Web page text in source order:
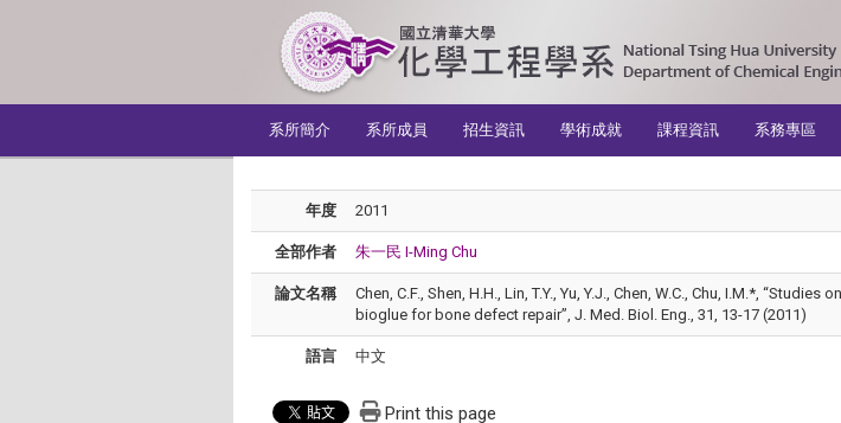
系所簡介
系所成員 招生資訊 學術成就 課程資訊 系務專區
年度 2011
全部作者 朱一民 I-Ming Chu
論文名稱
Chen, C.F., Shen, H.H., Lin, T.Y., Yu, Y.J., Chen, W.C., Chu, I.M.*,
bioglue for bone defect repair”, J. Med. Biol. Eng., 31, 13-17 (2011)
語言 中文
Print this page